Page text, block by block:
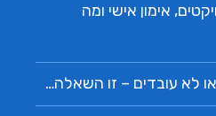
אימון אישי ומה
לא עובדים – זו השאלה…